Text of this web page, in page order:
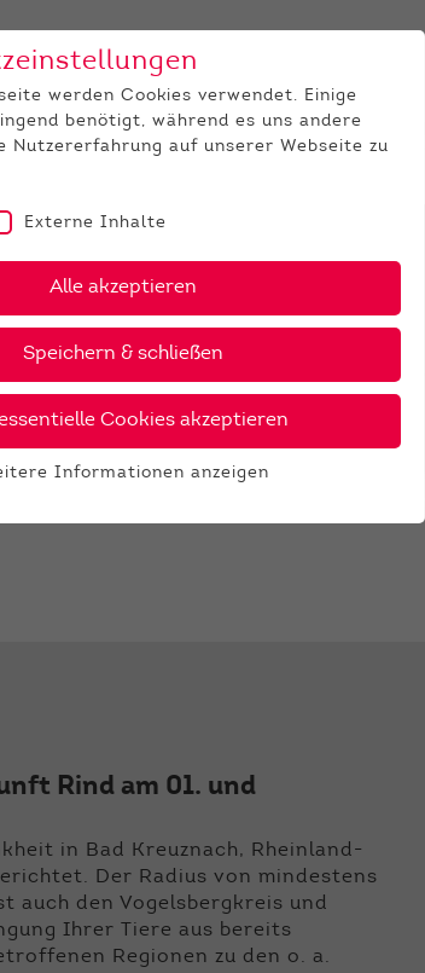
Rind am 01. und
in Bad Kreuznach, Rheinland-
Der Radius von mindestens
auch den Vogelsbergkreis und
Ihrer Tiere aus bereits
Regionen zu den o. a.
werden Cookies verwendet. Einige
benötigt, während es uns andere
Nutzererfahrung auf unserer Webseite zu
Externe Inhalte
Alle akzeptieren
Speichern & schließen
Cookies akzeptieren
Cookie Einstellungen speichern
unserer Website externe Inhalte, um
Informationen anzubieten.
Informationen anzeigen